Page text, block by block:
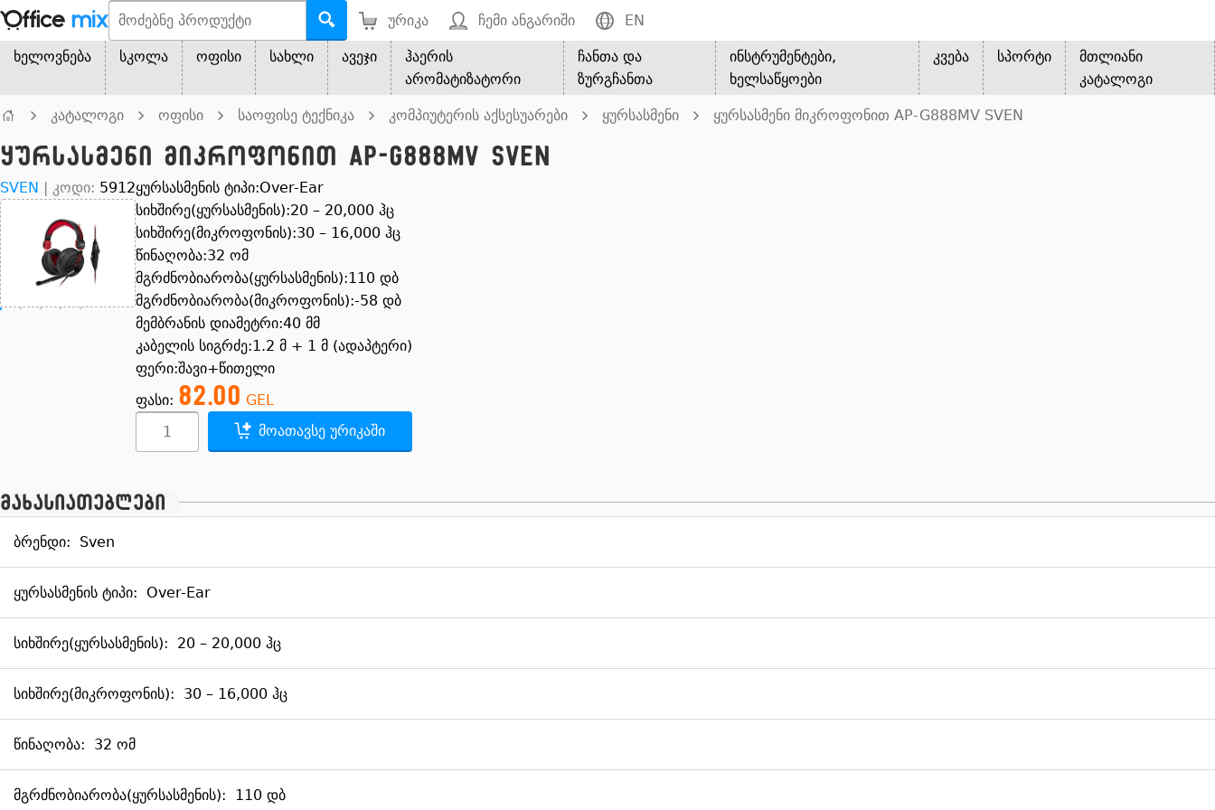
ურიკა ჩემი ანგარიში EN
ხელოვნება სკოლა ოფისი სახლი ავეჯი
ჰაერის
არომატიზატორი
ჩანთა და
ზურგჩანთა
ინსტრუმენტები,
ხელსაწყოები
კვება სპორტი
მთლიანი
კატალოგი
კატალოგი ოფისი საოფისე ტექნიკა კომპიუტერის აქსესუარები ყურსასმენი ყურსასმენი მიკროფონით AP-G888MV SVEN
ყურსასმენი მიკროფონით AP-G888MV SVEN
SVEN | კოდი: 5912ყურსასმენის ტიპი:Over-Ear
სიხშირე(ყურსასმენის):20 – 20,000 ჰც
სიხშირე(მიკროფონის):30 – 16,000 ჰც
წინაღობა:32 ომ
მგრძნობიარობა(ყურსასმენის):110 დბ
მგრძნობიარობა(მიკროფონის):-58 დბ
მემბრანის დიამეტრი:40 მმ
კაბელის სიგრძე:1.2 მ + 1 მ (ადაპტერი)
ფერი:შავი+წითელი
ფასი: 82.00 GEL
მოათავსე ურიკაში
მახასიათებლები
ბრენდი: Sven
ყურსასმენის ტიპი: Over-Ear
სიხშირე(ყურსასმენის): 20 – 20,000 ჰც
სიხშირე(მიკროფონის): 30 – 16,000 ჰც
წინაღობა: 32 ომ
მგრძნობიარობა(ყურსასმენის): 110 დბ